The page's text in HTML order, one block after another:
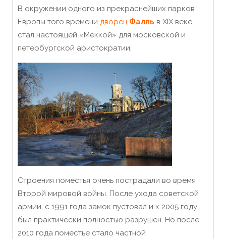
В окружении одного из прекраснейших парков
Европы того времени дворец Фалль в XIX веке
стал настоящей «Меккой» для московской и
петербургской аристократии.
Строения поместья очень пострадали во время
Второй мировой войны. После ухода советской
армии, с 1991 года замок пустовал и к 2005 году
был практически полностью разрушен. Но после
2010 года поместье стало частной